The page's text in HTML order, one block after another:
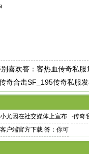
喜欢答：客热血传奇私
奇合击SF_195传奇私服
尤因在社交媒体上宣布 ·传奇
户端官方下载 答：你可